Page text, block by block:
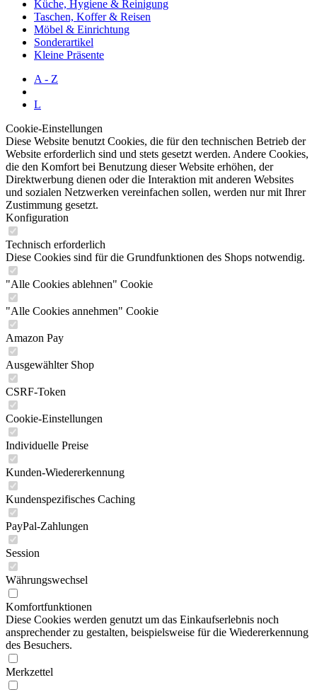
Küche, Hygiene & Reinigung
Taschen, Koffer & Reisen
Möbel & Einrichtung
Sonderartikel
Kleine Präsente
A - Z
L
Cookie-Einstellungen
Diese Website benutzt Cookies, die für den technischen Betrieb der
Website erforderlich sind und stets gesetzt werden. Andere Cookies,
die den Komfort bei Benutzung dieser Website erhöhen, der
Direktwerbung dienen oder die Interaktion mit anderen Websites
und sozialen Netzwerken vereinfachen sollen, werden nur mit Ihrer
Zustimmung gesetzt.
Konfiguration
Technisch erforderlich
Diese Cookies sind für die Grundfunktionen des Shops notwendig.
"Alle Cookies ablehnen" Cookie
"Alle Cookies annehmen" Cookie
Amazon Pay
Ausgewählter Shop
CSRF-Token
Cookie-Einstellungen
Individuelle Preise
Kunden-Wiedererkennung
Kundenspezifisches Caching
PayPal-Zahlungen
Session
Währungswechsel
Komfortfunktionen
Diese Cookies werden genutzt um das Einkaufserlebnis noch
ansprechender zu gestalten, beispielsweise für die Wiedererkennung
des Besuchers.
Merkzettel